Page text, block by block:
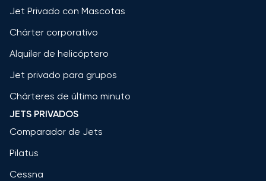
Jet Privado con Mascotas
Chárter corporativo
Alquiler de helicóptero
Jet privado para grupos
Chárteres de último minuto
JETS PRIVADOS
Comparador de Jets
Pilatus
Cessna